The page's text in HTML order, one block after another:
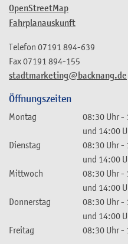
OpenStreetMap
Fahrplanauskunft
stadtmarketing@backnang.de
Telefon 07191 894-639
Fax07191 894-155
Öffnungszeiten
Montag 08:30 Uhr-
und 14:00
Dienstag
08:30 Uhr-
und 14:00
Mittwoch
08:30 Uhr-
und 14:00
Donnerstag
08:30 Uhr-
und 14:00
Freitag
08:30 Uhr-